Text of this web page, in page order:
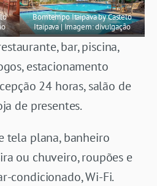
Bomtempo Itaipava by Castelo
Itaipava | Imagem: divulgação
bar, piscina,
estacionamento
24 horas, salão de
de presentes.
tela plana, banheiro
ou chuveiro, roupões e
condicionado, Wi-Fi.